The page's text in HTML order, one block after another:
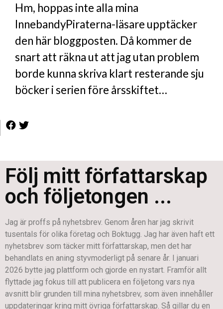
Hm, hoppas inte alla mina
InnebandyPiraterna-läsare upptäcker
den här bloggposten. Då kommer de
snart att räkna ut att jag utan problem
borde kunna skriva klart resterande sju
böcker i serien före årsskiftet…
Följ mitt författarskap
och följetongen ...
Jag är proffs på nyhetsbrev. Genom åren har jag skrivit
tusentals för olika företag och Boktugg. Jag har även haft ett
nyhetsbrev som täcker mitt författarskap, men det har
behandlats en aning styvmoderligt på senare år. I januari
2026 bytte jag plattform och gjorde en nystart. Framför allt
flyttade jag fokus till att publicera en följetong vars nya
avsnitt blir grunden till mina nyhetsbrev, som även innehåller
uppdateringar kring mitt övriga författarskap. Så gillar du en